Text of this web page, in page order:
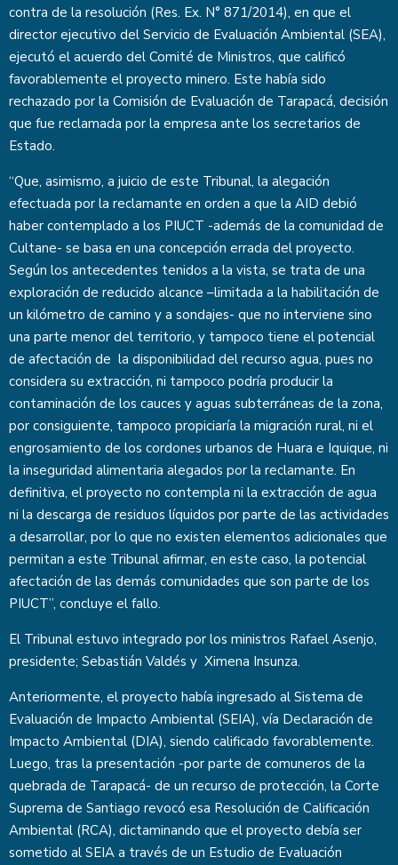
contra de la resolución (Res. Ex. N° 871/2014), en que el
director ejecutivo del Servicio de Evaluación Ambiental (SEA),
ejecutó el acuerdo del Comité de Ministros, que calificó
favorablemente el proyecto minero. Este había sido
rechazado por la Comisión de Evaluación de Tarapacá, decisión
que fue reclamada por la empresa ante los secretarios de
Estado.
“Que, asimismo, a juicio de este Tribunal, la alegación
efectuada por la reclamante en orden a que la AID debió
haber contemplado a los PIUCT -además de la comunidad de
Cultane- se basa en una concepción errada del proyecto.
Según los antecedentes tenidos a la vista, se trata de una
exploración de reducido alcance –limitada a la habilitación de
un kilómetro de camino y a sondajes- que no interviene sino
una parte menor del territorio, y tampoco tiene el potencial
de afectación de la disponibilidad del recurso agua, pues no
considera su extracción, ni tampoco podría producir la
contaminación de los cauces y aguas subterráneas de la zona,
por consiguiente, tampoco propiciaría la migración rural, ni el
engrosamiento de los cordones urbanos de Huara e Iquique, ni
la inseguridad alimentaria alegados por la reclamante. En
definitiva, el proyecto no contempla ni la extracción de agua
ni la descarga de residuos líquidos por parte de las actividades
a desarrollar, por lo que no existen elementos adicionales que
permitan a este Tribunal afirmar, en este caso, la potencial
afectación de las demás comunidades que son parte de los
PIUCT”, concluye el fallo.
El Tribunal estuvo integrado por los ministros Rafael Asenjo,
presidente; Sebastián Valdés y Ximena Insunza.
Anteriormente, el proyecto había ingresado al Sistema de
Evaluación de Impacto Ambiental (SEIA), vía Declaración de
Impacto Ambiental (DIA), siendo calificado favorablemente.
Luego, tras la presentación -por parte de comuneros de la
quebrada de Tarapacá- de un recurso de protección, la Corte
Suprema de Santiago revocó esa Resolución de Calificación
Ambiental (RCA), dictaminando que el proyecto debía ser
sometido al SEIA a través de un Estudio de Evaluación